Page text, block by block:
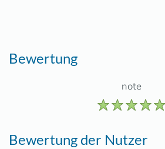
Bewertung
note
Bewertung der Nutzer